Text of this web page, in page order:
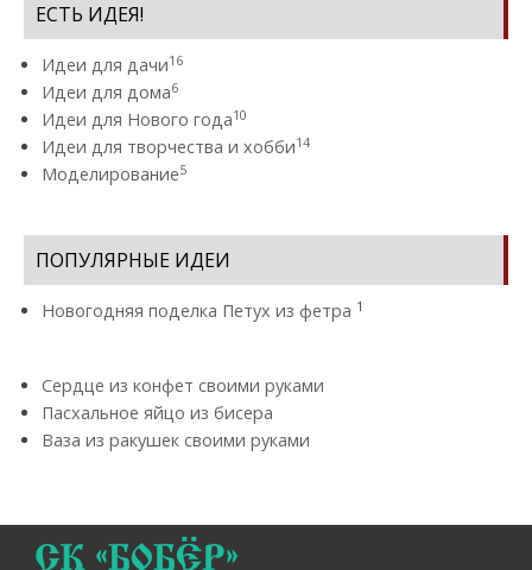
ЕСТЬ ИДЕЯ!
Идеи для дачи16
Идеи для дома6
Идеи для Нового года10
Идеи для творчества и хобби14
Моделирование5
ПОПУЛЯРНЫЕ ИДЕИ
Новогодняя поделка Петух из фетра 1
Сердце из конфет своими руками
Пасхальное яйцо из бисера
Ваза из ракушек своими руками